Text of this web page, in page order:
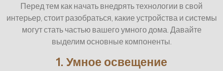
Перед тем как начать внедрять технологии в свой
интерьер, стоит разобраться, какие устройства и системы
могут стать частью вашего умного дома. Давайте
выделим основные компоненты.
1. Умное освещение